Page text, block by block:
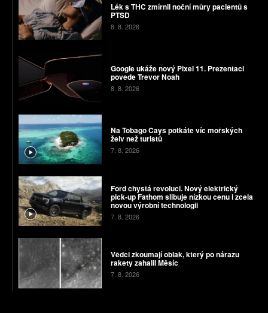
Lék s THC zmírnil noční můry pacientů s
PTSD
8. 8. 2026
Google ukáže nový Pixel 11. Prezentaci
povede Trevor Noah
8. 8. 2026
Na Tobago Cays potkáte víc mořských
želv než turistů
7. 8. 2026
Ford chystá revoluci. Nový elektrický
pick-up Fathom slibuje nízkou cenu i zcela
novou výrobní technologii
7. 8. 2026
Vědci zkoumají oblak, který po nárazu
rakety zahalil Měsíc
7. 8. 2026